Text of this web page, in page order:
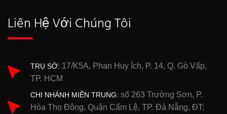
Liên Hệ Với Chúng Tôi
TRỤ SỞ: 17/K5A, Phan Huy Ích, P. 14, Q. Gò Vấp,
TP. HCM
CHI NHÁNH MIỀN TRUNG: số 263 Trường Sơn, P.
Hòa Thọ Đông, Quận Cẩm Lệ, TP. Đà Nẵng, ĐT: